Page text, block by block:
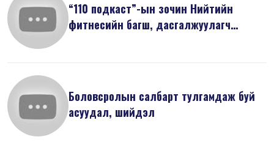
“110 подкаст”-ын зочин Нийтийн
фитнесийн багш, дасгалжуулагч
Боловсролын салбарт тулгамдаж буй
асуудал, шийдэл